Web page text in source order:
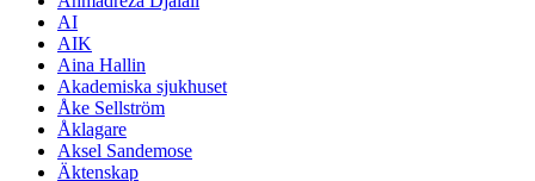
AI
AIK
Aina Hallin
Akademiska sjukhuset
Åke Sellström
Åklagare
Aksel Sandemose
Äktenskap